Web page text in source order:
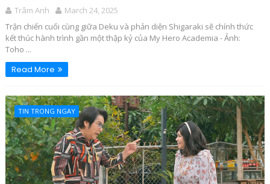
Trâm Anh
March 24, 2025
Trận chiến cuối cùng giữa Deku và phản diện Shigaraki sẽ chính thức
kết thúc hành trình gần một thập kỷ của My Hero Academia - Ảnh:
Toho ...
Read More
TIN TRONG NGAY